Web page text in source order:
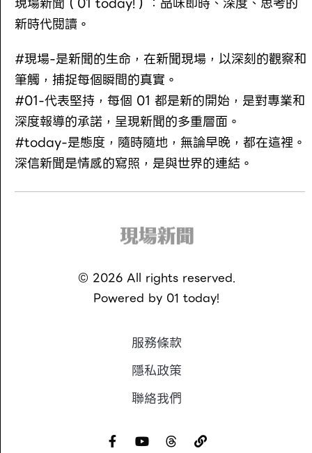
新時代閱讀。
#現場-是新聞的生命，在新聞現場，以深刻的觀察和
筆觸，捕捉每個瞬間的真實。
#01-代表堅持，每個 01 都是新的開始，是對專業和
深度報導的承諾，呈現新聞的多重層面。
#today-是態度，隨時隨地，無論早晚，都在這裡。
深信新聞是情感的寫照，是與世界的連結。
© 2026All rights reserved.
Powered by 01 today!
服務條款
隱私政策
聯絡我們